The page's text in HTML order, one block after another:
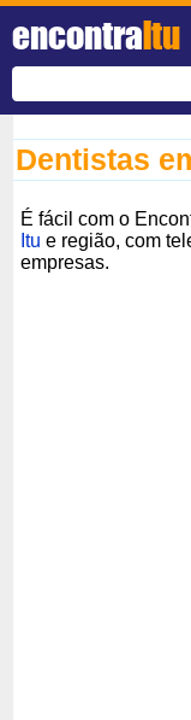
encontraItu
Dentistas
É fácil com o
Itu e região, com
empresas.